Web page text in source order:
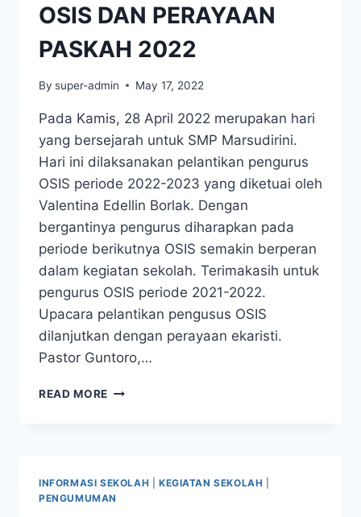
DENGAN
GRAMEDIA
OSIS DAN PERAYAAN
PASKAH 2022
By super-admin May 17, 2022
Pada Kamis, 28 April 2022 merupakan hari
yang bersejarah untuk SMP Marsudirini.
Hari ini dilaksanakan pelantikan pengurus
OSIS periode 2022-2023 yang diketuai oleh
Valentina Edellin Borlak. Dengan
bergantinya pengurus diharapkan pada
periode berikutnya OSIS semakin berperan
dalam kegiatan sekolah. Terimakasih untuk
pengurus OSIS periode 2021-2022.
Upacara pelantikan pengusus OSIS
dilanjutkan dengan perayaan ekaristi.
Pastor Guntoro,…
READ MORE PELANTIKAN
PASKAH
INFORMASI SEKOLAH KEGIATAN SEKOLAH
PENGUMUMAN